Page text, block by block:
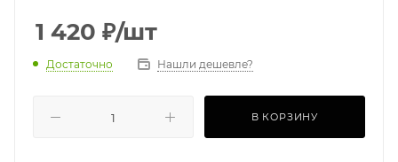
1 420 ₽/шт
Достаточно Нашли дешевле?
В КОРЗИНУ